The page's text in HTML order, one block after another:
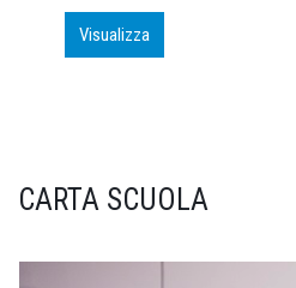
Visualizza
CARTA SCUOLA